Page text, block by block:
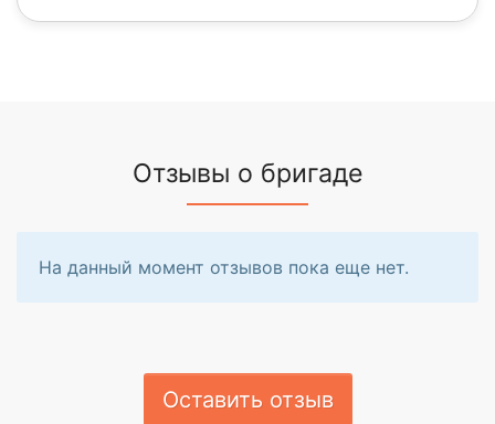
Отзывы о бригаде
На данный момент отзывов пока еще нет.
Оставить отзыв